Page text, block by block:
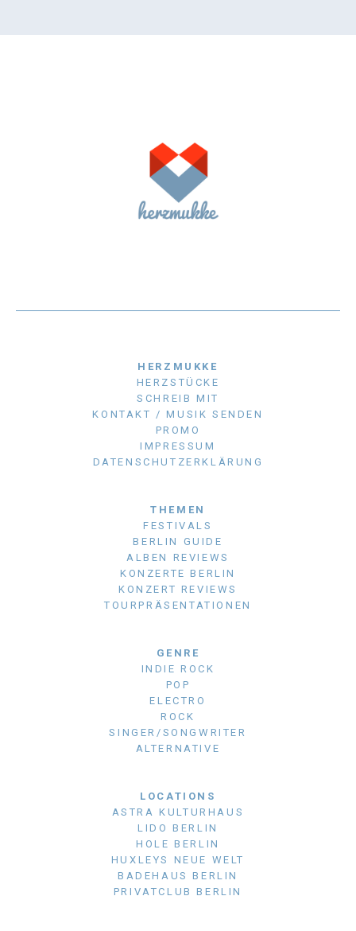
HERZMUKKE
HERZSTÜCKE
SCHREIB MIT
KONTAKT / MUSIK SENDEN
PROMO
IMPRESSUM
DATENSCHUTZERKLÄRUNG
THEMEN
FESTIVALS
BERLIN GUIDE
ALBEN REVIEWS
KONZERTE BERLIN
KONZERT REVIEWS
TOURPRÄSENTATIONEN
GENRE
INDIE ROCK
POP
ELECTRO
ROCK
SINGER/SONGWRITER
ALTERNATIVE
LOCATIONS
ASTRA KULTURHAUS
LIDO BERLIN
HOLE BERLIN
HUXLEYS NEUE WELT
BADEHAUS BERLIN
PRIVATCLUB BERLIN